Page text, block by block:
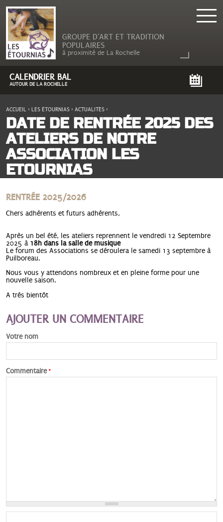
GROUPE D'ART ET TRADITION
POPULAIRES
à proximité de La Rochelle
CALENDRIER BAL
AUTOUR DE LA ROCHELLE
VOUS ÊTES ICI
ACCUEIL › LES ÉTOURNIAS › ACTUALITÉS ›
DATE DE RENTRÉE 2025 DES
ATELIERS DE NOTRE
ASSOCIATION LES
ETOURNIAS
RENTRÉE 2025/2026
Chers adhérents et futurs adhérents,
Après un bel été, les ateliers reprennent le vendredi 12 Septembre
2025 à 18h dans la salle de musique
Le forum des Associations se déroulera le samedi 13 septembre à
Puilboreau.
Nous vous y attendons nombreux et en pleine forme pour une
nouvelle saison.
A trés bientôt
AJOUTER UN COMMENTAIRE
Votre nom
Commentaire *